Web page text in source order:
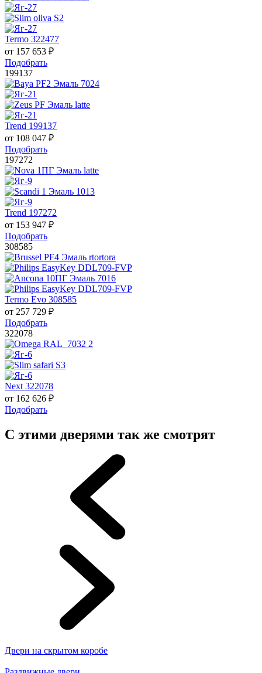
Termo 322477
от 157 653 ₽
Подобрать
199137
Trend 199137
от 108 047 ₽
Подобрать
197272
Trend 197272
от 153 947 ₽
Подобрать
308585
Termo Evo 308585
от 257 729 ₽
Подобрать
322078
Next 322078
от 162 626 ₽
Подобрать
С этими дверями так же смотрят
Двери на скрытом коробе